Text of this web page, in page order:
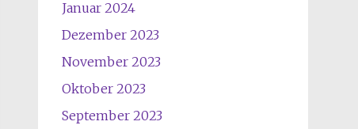
Januar 2024
Dezember 2023
November 2023
Oktober 2023
September 2023